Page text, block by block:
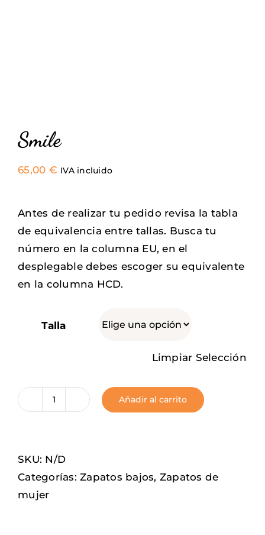
Smile
65,00 € IVA incluido
Antes de realizar tu pedido revisa la tabla
de equivalencia entre tallas. Busca tu
número en la columna EU, en el
desplegable debes escoger su equivalente
en la columna HCD.
Talla
Limpiar Selección
Smile
Añadir al carrito
SKU: N/D
Categorías:Zapatos bajos, Zapatos de
mujer